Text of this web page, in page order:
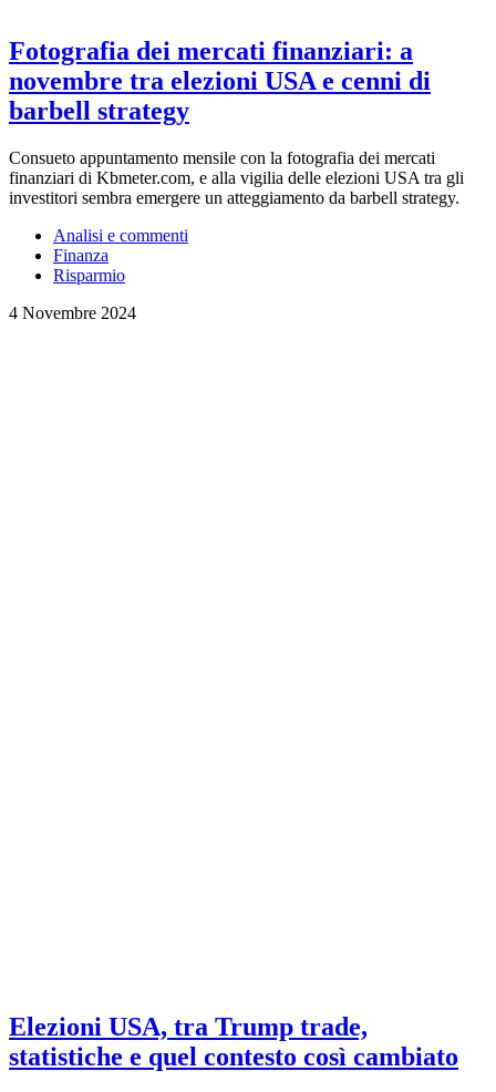
Fotografia dei mercati finanziari: a
novembre tra elezioni USA e cenni di
barbell strategy
Consueto appuntamento mensile con la fotografia dei mercati
finanziari di Kbmeter.com, e alla vigilia delle elezioni USA tra gli
investitori sembra emergere un atteggiamento da barbell strategy.
Analisi e commenti
Finanza
Risparmio
4 Novembre 2024
Elezioni USA, tra Trump trade,
statistiche e quel contesto così cambiato